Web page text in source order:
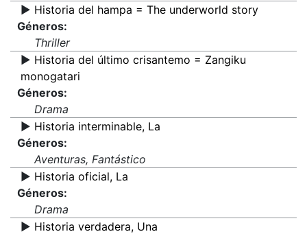
▶️ Historia del hampa = The underworld story
Géneros:
Thriller
▶️ Historia del último crisantemo = Zangiku
monogatari
Géneros:
Drama
▶️ Historia interminable, La
Géneros:
Aventuras, Fantástico
▶️ Historia oficial, La
Géneros:
Drama
▶️ Historia verdadera, Una